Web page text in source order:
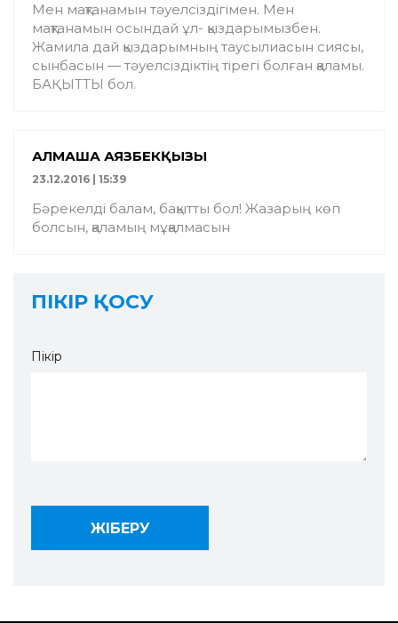
Мен мақтанамын тəуелсіздігімен. Мен
мақтанамын осындай ұл- қыздарымызбен.
Жамила дай қыздарымның таусылиасын сиясы,
сынбасын — тəуелсіздіктің тірегі болған қаламы.
БАҚЫТТЫ бол.
АЛМАША АЯЗБЕКҚЫЗЫ
23.12.2016 | 15:39
Бәрекелді балам, бақытты бол! Жазарың көп
болсын, қаламың мұқалмасын
ПІКІР ҚОСУ
Пікір